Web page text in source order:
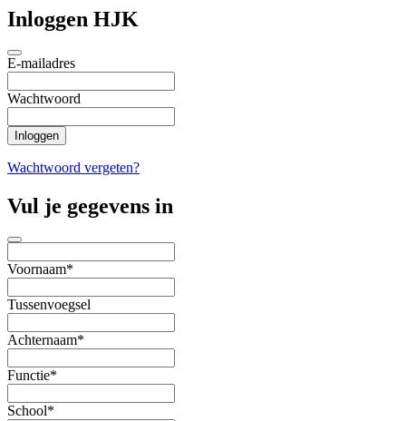
Inloggen HJK
E-mailadres
Wachtwoord
Wachtwoord vergeten?
Vul je gegevens in
Voornaam*
Tussenvoegsel
Achternaam*
Functie*
School*